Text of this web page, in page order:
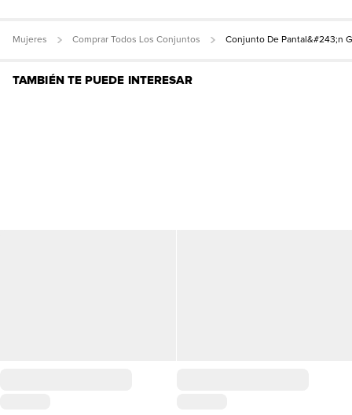
Mujeres Comprar Todos Los Conjuntos Conjunto De Pantal&#243;n
TAMBIÉN TE PUEDE INTERESAR